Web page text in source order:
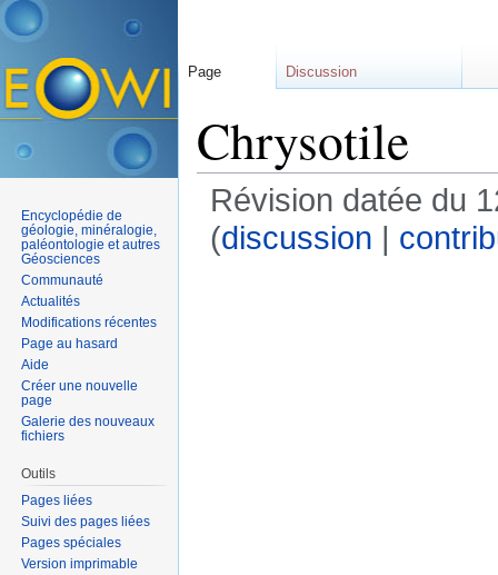
Chrysotile
Révision datée du
(discussion |
Page Discussion
Encyclopédie de
géologie, minéralogie,
paléontologie et autres
Géosciences
Communauté
Actualités
Modifications récentes
Page au hasard
Aide
Créer une nouvelle
page
Galerie des nouveaux
fichiers
Outils
Pages liées
Suivi des pages liées
Pages spéciales
Version imprimable